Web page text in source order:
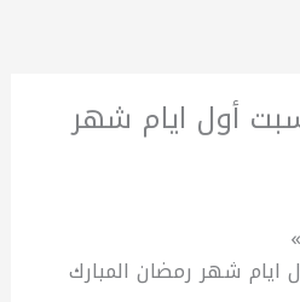
أول ايام شهر
ايام شهر رمضان المبارك